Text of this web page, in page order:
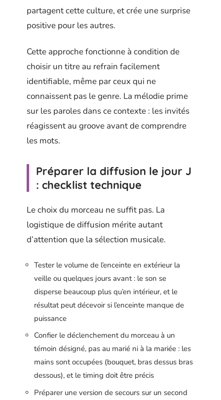
partagent cette culture, et crée une surprise
positive pour les autres.
Cette approche fonctionne à condition de
choisir un titre au refrain facilement
identifiable, même par ceux qui ne
connaissent pas le genre. La mélodie prime
sur les paroles dans ce contexte : les invités
réagissent au groove avant de comprendre
les mots.
Préparer la diffusion le jour J
: checklist technique
Le choix du morceau ne suffit pas. La
logistique de diffusion mérite autant
d’attention que la sélection musicale.
Tester le volume de l’enceinte en extérieur la
veille ou quelques jours avant : le son se
disperse beaucoup plus qu’en intérieur, et le
résultat peut décevoir si l’enceinte manque de
puissance
Confier le déclenchement du morceau à un
témoin désigné, pas au marié ni à la mariée : les
mains sont occupées (bouquet, bras dessus bras
dessous), et le timing doit être précis
Préparer une version de secours sur un second